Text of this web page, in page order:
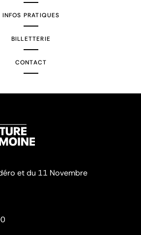
INFOS PRATIQUES
BILLETTERIE
CONTACT
et du 11 Novembre